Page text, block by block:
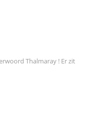
Thalmaray ! Er zit